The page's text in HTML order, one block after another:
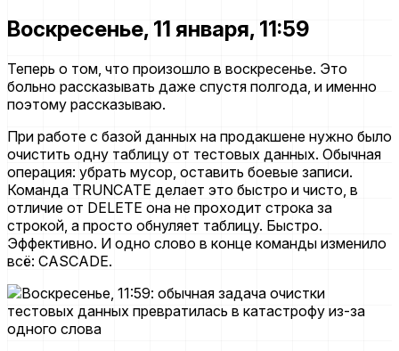
Воскресенье, 11 января, 11:59
Теперь о том, что произошло в воскресенье. Это
больно рассказывать даже спустя полгода, и именно
поэтому рассказываю.
При работе с базой данных на продакшене нужно было
очистить одну таблицу от тестовых данных. Обычная
операция: убрать мусор, оставить боевые записи.
Команда TRUNCATE делает это быстро и чисто, в
отличие от DELETE она не проходит строка за
строкой, а просто обнуляет таблицу. Быстро.
Эффективно. И одно слово в конце команды изменило
всё: CASCADE.